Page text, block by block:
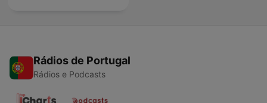
Rádios de Portugal
Rádios e Podcasts